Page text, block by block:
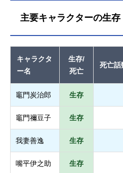
主要キャラクターの生
キャラクタ
ー名
生存/
死亡
死亡話
竈門炭治郎 生存
竈門禰豆子 生存
我妻善逸 生存
嘴平伊之助 生存